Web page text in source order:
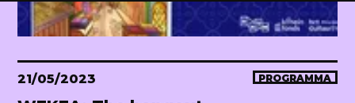
21/05/2023 PROGRAMMA